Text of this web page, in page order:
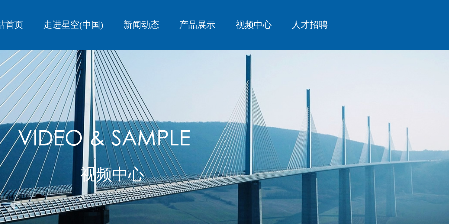
首页 走进星空(中国) 新闻动态 产品展示 视频中心 人才招聘
星空在线登录
视频中心